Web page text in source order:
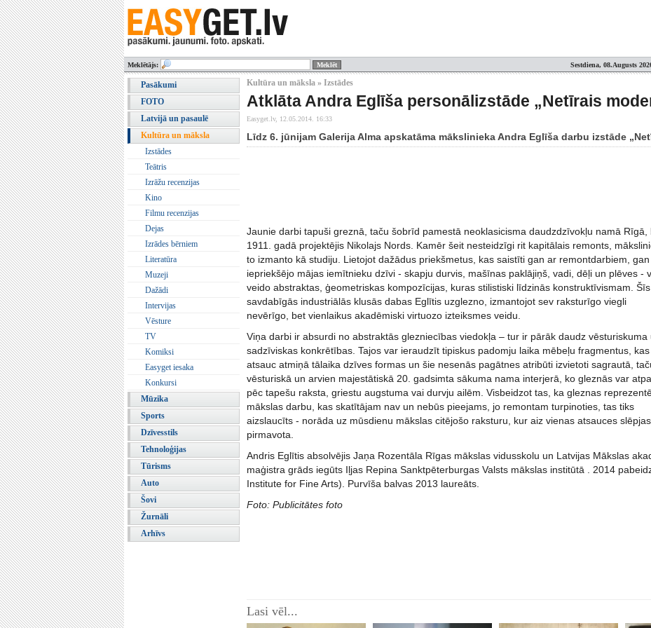
Sestdiena, 08.Augusts
Meklētājs:
Pasākumi
FOTO
Latvijā un pasaulē
Kultūra un māksla
Izstādes
Teātris
Izrāžu recenzijas
Kino
Filmu recenzijas
Dejas
Izrādes bērniem
Literatūra
Muzeji
Dažādi
Intervijas
Vēsture
TV
Komiksi
Easyget iesaka
Konkursi
Mūzika
Sports
Dzīvesstils
Tehnoloģijas
Tūrisms
Auto
Šovi
Žurnāli
Arhīvs
Kultūra un māksla » Izstādes
Atklāta Andra Eglīša personālizstāde „Netīrais
Easyget.lv, 12.05.2014. 16:33
Līdz 6. jūnijam Galerija Alma apskatāma mākslinieka Andra Eglīša darbu izstāde
Jaunie darbi tapuši greznā, taču šobrīd pamestā neoklasicisma daudzdzīvokļu namā Rīgā,
1911. gadā projektējis Nikolajs Nords. Kamēr šeit nesteidzīgi rit kapitālais remonts,
to izmanto kā studiju. Lietojot dažādus priekšmetus, kas saistīti gan ar remontdarbiem, gan
iepriekšējo mājas iemītnieku dzīvi - skapju durvis, mašīnas paklājiņš, vadi, dēļi un plēves -
veido abstraktas, ģeometriskas kompozīcijas, kuras stilistiski līdzinās konstruktīvismam. Šīs
savdabīgās industriālās klusās dabas Eglītis uzglezno, izmantojot sev raksturīgo viegli
nevērīgo, bet vienlaikus akadēmiski virtuozo izteiksmes veidu.
Viņa darbi ir absurdi no abstraktās glezniecības viedokļa – tur ir pārāk daudz vēsturiskuma
sadzīviskas konkrētības. Tajos var ieraudzīt tipiskus padomju laika mēbeļu fragmentus, kas
atsauc atmiņā tālaika dzīves formas un šie nesenās pagātnes atribūti izvietoti sagrautā,
vēsturiskā un arvien majestātiskā 20. gadsimta sākuma nama interjerā, ko gleznās var
pēc tapešu raksta, griestu augstuma vai durvju ailēm. Visbeidzot tas, ka gleznas
mākslas darbu, kas skatītājam nav un nebūs pieejams, jo remontam turpinoties, tas tiks
aizslaucīts - norāda uz mūsdienu mākslas citējošo raksturu, kur aiz vienas atsauces
pirmavota.
Andris Eglītis absolvējis Jaņa Rozentāla Rīgas mākslas vidusskolu un Latvijas Mākslas
maģistra grāds iegūts Iļjas Repina Sanktpēterburgas Valsts mākslas institūtā . 2014
Institute for Fine Arts). Purvīša balvas 2013 laureāts.
Foto: Publicitātes foto
Lasi vēl...